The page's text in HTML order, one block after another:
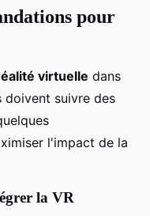
pour
virtuelle dans
doivent suivre des
l'impact de la
la VR